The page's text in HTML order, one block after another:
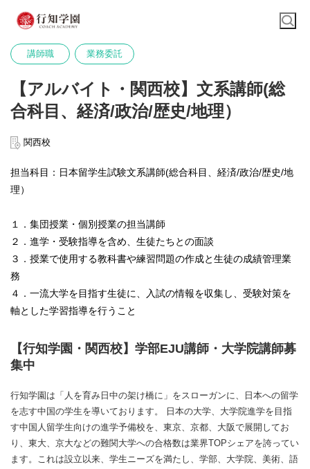
講師職 業務委託
【アルバイト・関西校】文系講師(総
合科目、経済/政治/歴史/地理）
関西校
担当科目：日本留学生試験文系講師(総合科目、経済/政治/歴史/地
理）
１．集団授業・個別授業の担当講師
２．進学・受験指導を含め、生徒たちとの面談
３．授業で使用する教科書や練習問題の作成と生徒の成績管理業
務
４．一流大学を目指す生徒に、入試の情報を収集し、受験対策を
軸とした学習指導を行うこと
【行知学園・関西校】学部EJU講師・大学院講師募
集中
行知学園は「人を育み日中の架け橋に」をスローガンに、日本への留学
を志す中国の学生を導いております。 日本の大学、大学院進学を目指
す中国人留学生向けの進学予備校を、東京、京都、大阪で展開してお
り、東大、京大などの難関大学への合格数は業界TOPシェアを誇ってい
ます。これは設立以来、学生ニーズを満たし、学部、大学院、美術、語